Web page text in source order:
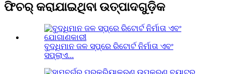
ଫିଚର୍ କରାଯାଇଥିବା ଉତ୍ପାଦଗୁଡ଼ିକ
ବୁଦ୍ଧିମାନ ଜଳ ସ୍ପ୍ରେ ରିଟୋର୍ଟ ନିର୍ମାତା ଏବଂ
ସପ୍ଲାଏ...